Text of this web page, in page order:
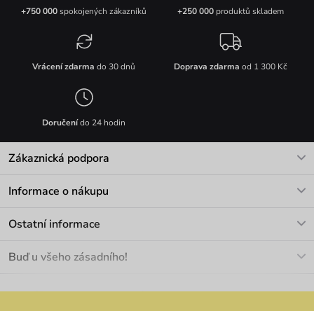
+750 000spokojených zákazníků +250 000produktů skladem
Vrácení zdarma do 30 dnů Doprava zdarma od 1 300 Kč
Doručenído 24 hodin
Zákaznická podpora
Informace o nákupu
Materiály a údržba
Ostatní informace
Velkoobchod
Buď u všeho zásadního!